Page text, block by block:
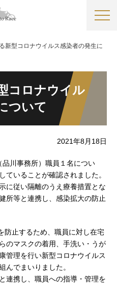
新型コロナウイルス感染者の発生に
コロナウイル
ついて
2021年8月18日
川事務所）職員１名につい
ていることが確認されました。
に従い隔離のうえ療養措置とな
所等と連携し、感染拡大の防止
止するため、職員に対し在宅
のマスクの着用、手洗い・うが
管理を行い新型コロナウイルス
んでまいりました。
連携し、職員への指導・管理を